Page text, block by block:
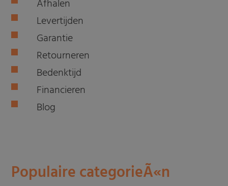
Afhalen
Levertijden
Garantie
Retourneren
Bedenktijd
Financieren
Blog
Populaire categorieÃ«n